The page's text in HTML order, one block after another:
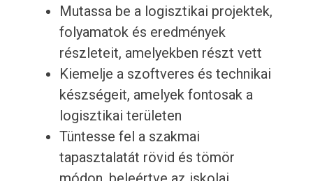
Mutassa be a logisztikai projektek,
folyamatok és eredmények
részleteit, amelyekben részt vett
Kiemelje a szoftveres és technikai
készségeit, amelyek fontosak a
logisztikai területen
Tüntesse fel a szakmai
tapasztalatát rövid és tömör